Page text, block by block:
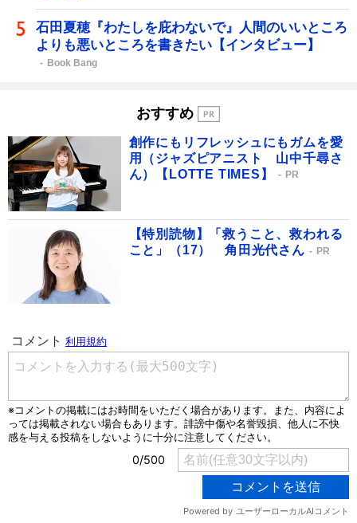
石田夏穂『わたしを庇わないで』人間のいいところ
よりも悪いところを書きたい【インタビュー】
Book Bang
おすすめ
創作にもリフレッシュにもガムを愛
用（ジャズピアニスト 山中千尋さ
ん）【LOTTE TIMES】
PR
【特別読物】「救うこと、救われる
こと」（17） 角田光代さん
PR